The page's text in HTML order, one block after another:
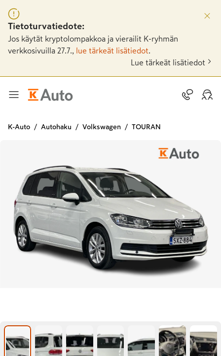
Tietoturvatiedote:
Jos käytät kryptolompakkoa ja vierailit K-ryhmän
verkkosivuilla 27.7.,
lue tärkeät lisätiedot
Lue tärkeät lisätiedot
K-Auto Autohaku Volkswagen TOURAN